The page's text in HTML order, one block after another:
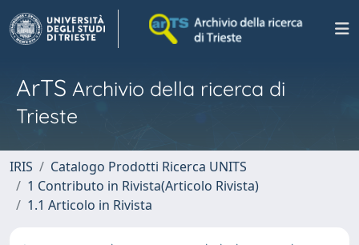
ArTS Archivio della ricerca di
Trieste
IRIS
Catalogo Prodotti Ricerca UNITS
1 Contributo in Rivista(Articolo Rivista)
1.1 Articolo in Rivista